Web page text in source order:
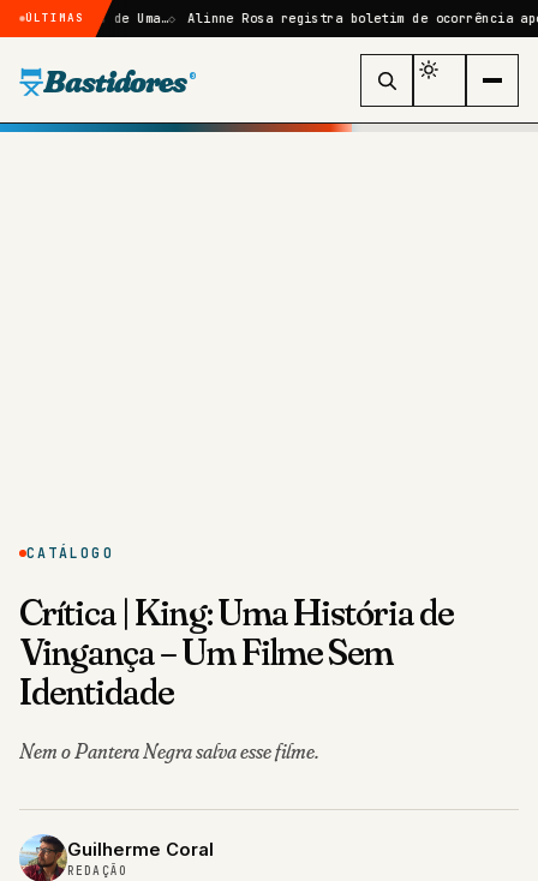
ÚLTIMAS
de Uma… Alinne Rosa registra boletim de ocorrência após
Bastidores ®
CATÁLOGO
Crítica | King: Uma História de
Vingança – Um Filme Sem
Identidade
Nem o Pantera Negra salva esse filme.
Guilherme Coral
REDAÇÃO